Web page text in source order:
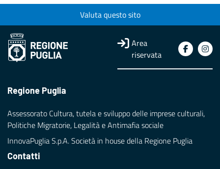
Valuta questo sito
Area
riservata
Regione Puglia
Assessorato Cultura, tutela e sviluppo delle imprese culturali,
Politiche Migratorie, Legalità e Antimafia sociale
InnovaPuglia S.p.A. Società in house della Regione Puglia
Contatti